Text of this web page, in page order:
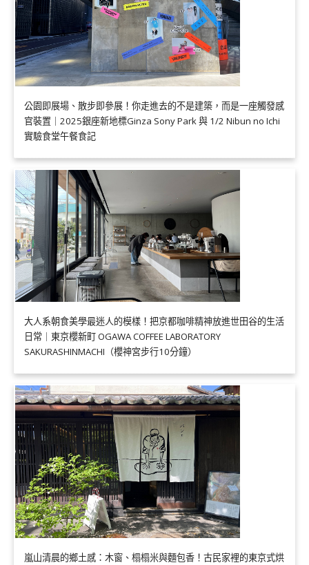
公園即展場、散步即參展！你走進去的不是建築，而是一座觸發感
官裝置｜2025銀座新地標Ginza Sony Park 與 1/2 Nibun no Ichi
實驗食堂午餐食記
大人系朝食美學最迷人的模樣！把京都咖啡精神放進世田谷的生活
日常｜東京櫻新町 OGAWA COFFEE LABORATORY
SAKURASHINMACHI（櫻神宮步行10分鐘）
嵐山清晨的鄉土感：木窗、榻榻米與麵包香！古民家裡的東京式烘